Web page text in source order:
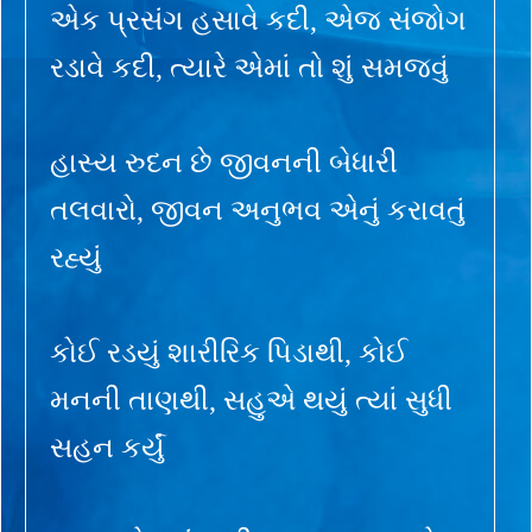
એક પ્રસંગ હસાવે કદી, એજ સંજોગ
રડાવે કદી, ત્યારે એમાં તો શું સમજવું
હાસ્ય રુદન છે જીવનની બેધારી
તલવારો, જીવન અનુભવ એનું કરાવતું
રહ્યું
કોઈ રડયું શારીરિક પિડાથી, કોઈ
મનની તાણથી, સહુએ થયું ત્યાં સુધી
સહન કર્યું